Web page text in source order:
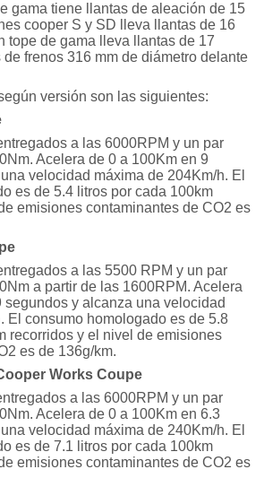
gama tiene llantas de aleación de 15
cooper S y SD lleva llantas de 16
tope de gama lleva llantas de 17
frenos 316 mm de diámetro delante
versión son las siguientes:
a las 6000RPM y un par
Acelera de 0 a 100Km en 9
velocidad máxima de 204Km/h. El
es de 5.4 litros por cada 100km
emisiones contaminantes de CO2 es
a las 5500 RPM y un par
a partir de las 1600RPM. Acelera
segundos y alcanza una velocidad
El consumo homologado es de 5.8
recorridos y el nivel de emisiones
es de 136g/km.
Works Coupe
a las 6000RPM y un par
Acelera de 0 a 100Km en 6.3
velocidad máxima de 240Km/h. El
es de 7.1 litros por cada 100km
emisiones contaminantes de CO2 es